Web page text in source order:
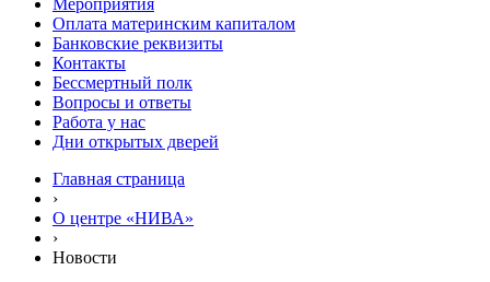
Оплата материнским капиталом
Банковские реквизиты
Контакты
Бессмертный полк
Вопросы и ответы
Работа у нас
Дни открытых дверей
Главная страница
›
О центре «НИВА»
›
Новости